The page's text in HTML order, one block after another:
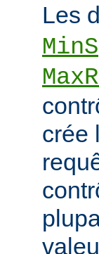
Les
crée